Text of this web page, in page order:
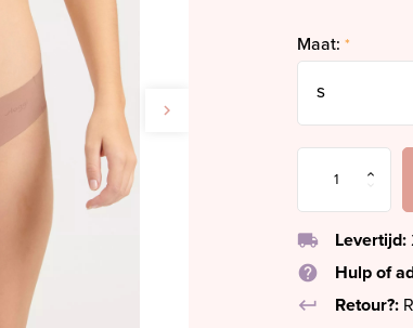
Maat: *
local_shipping Levertijd:
help
Hulp of
keyboard_return
Retour?: